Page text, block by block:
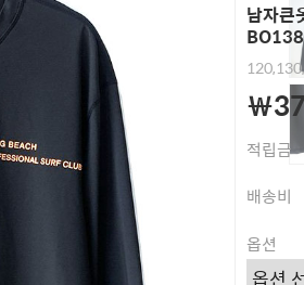
남자큰
￦
적립금
배송비
옵션